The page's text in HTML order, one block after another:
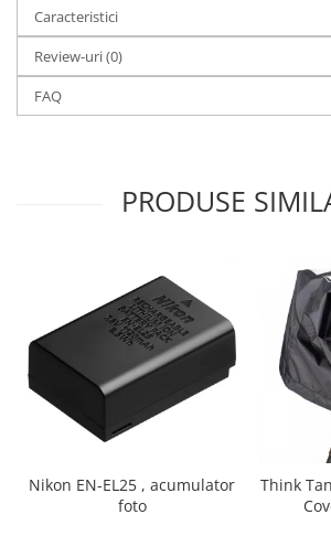
Caracteristici
Review-uri(0)
FAQ
PRODUSE
Nikon EN-EL25 , acumulator
foto
Think